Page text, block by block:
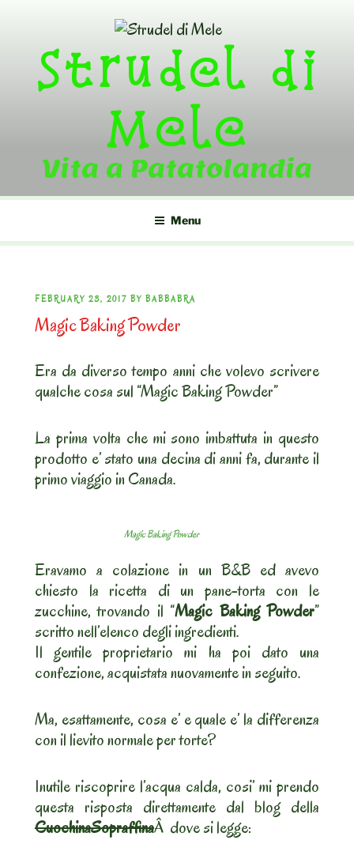
contentStrudel di
Mele
Vita a Patatolandia
Menu
POSTED
ON
FEBRUARY 23, 2017 BY BABBABRA
Magic Baking Powder
Era da diverso tempo anni che volevo scrivere
qualche cosa sul “Magic Baking Powder”
La prima volta che mi sono imbattuta in questo
prodotto e’ stato una decina di anni fa, durante il
primo viaggio in Canada.
Magic Baking Powder
Eravamo a colazione in un B&B ed avevo
chiesto la ricetta di un pane-torta con le
zucchine, trovando il “Magic Baking Powder”
scritto nell’elenco degli ingredienti.
Il gentile proprietario mi ha poi dato una
confezione, acquistata nuovamente in seguito.
Ma, esattamente, cosa e’ e quale e’ la differenza
con il lievito normale per torte?
Inutile riscoprire l’acqua calda, cosi’ mi prendo
questa risposta direttamente dal blog della
CuochinaSopraffinaÂ dove si legge: